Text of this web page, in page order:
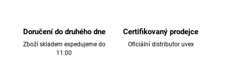
Doručení do druhého dne
Zboží skladem expedujeme do
11:00
Certifikovaný prodejce
Oficiální distributor uvex